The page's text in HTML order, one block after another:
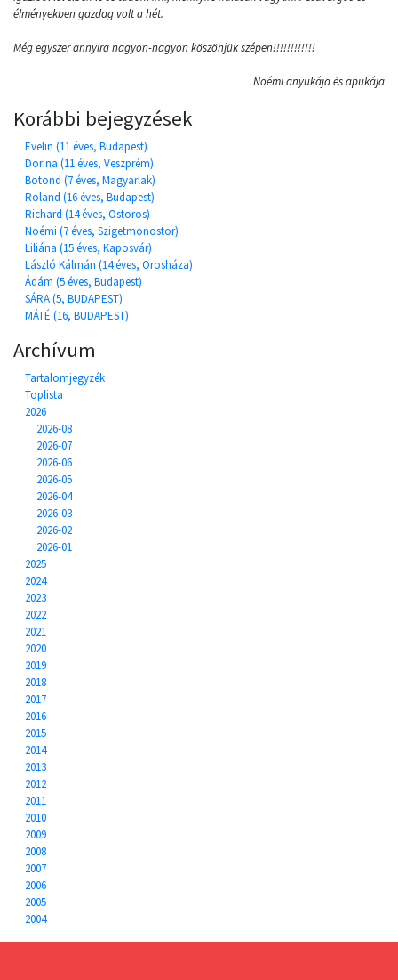
élményekben gazdag volt a hét.
Még egyszer annyira nagyon-nagyon köszönjük szépen!!!!!!!!!!!!
Noémi anyukája és apukája
Korábbi bejegyzések
Evelin (11 éves, Budapest)
Dorina (11 éves, Veszprém)
Botond (7 éves, Magyarlak)
Roland (16 éves, Budapest)
Richard (14 éves, Ostoros)
Noémi (7 éves, Szigetmonostor)
Liliána (15 éves, Kaposvár)
László Kálmán (14 éves, Orosháza)
Ádám (5 éves, Budapest)
SÁRA (5, BUDAPEST)
MÁTÉ (16, BUDAPEST)
Archívum
Tartalomjegyzék
Toplista
2026
2026-08
2026-07
2026-06
2026-05
2026-04
2026-03
2026-02
2026-01
2025
2024
2023
2022
2021
2020
2019
2018
2017
2016
2015
2014
2013
2012
2011
2010
2009
2008
2007
2006
2005
2004